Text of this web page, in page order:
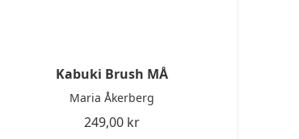
Kabuki Brush MÅ
Maria Åkerberg
249,00 kr